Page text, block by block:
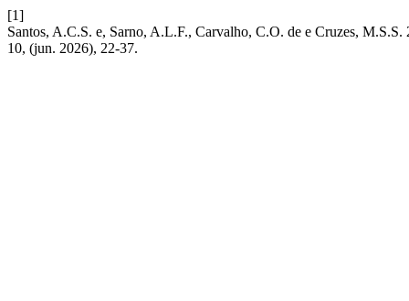
[1]
Santos, A.C.S. e, Sarno, A.L.F., Carvalho, C.O. de e Cruzes,
10, (jun. 2026), 22-37.